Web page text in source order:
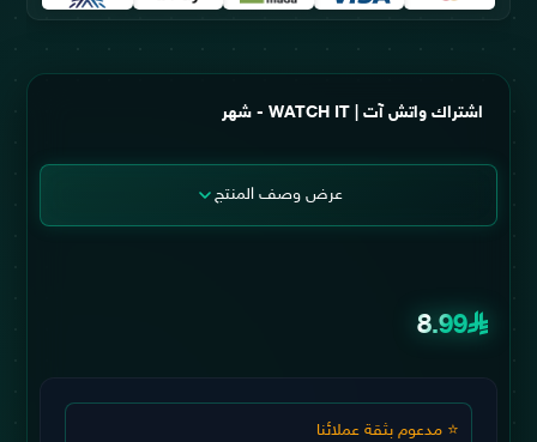
اشتراك واتش آت | WATCH IT - شهر
عرض وصف المنتج
8.99
⭐ مدعوم بثقة عملائنا